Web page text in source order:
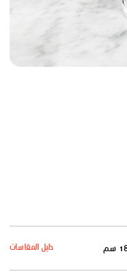
دليل المقاسات